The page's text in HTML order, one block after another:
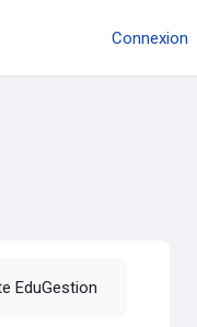
Connexion
EduGestion